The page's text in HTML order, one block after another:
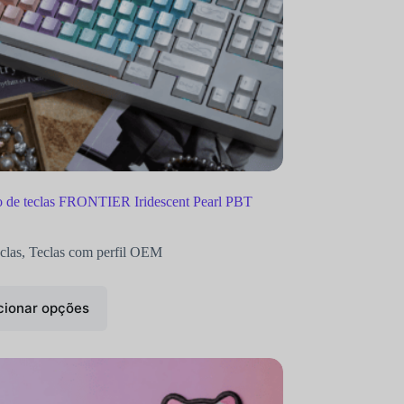
de teclas FRONTIER Iridescent Pearl PBT
, Teclas com perfil OEM
opções